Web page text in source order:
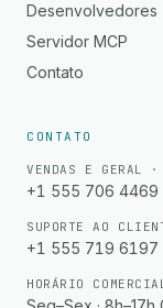
Desenvolvedores
Servidor MCP
Contato
CONTATO
VENDAS E GERAL ·
+1 555 706 4469
SUPORTE AO
+1 555 719 6197
HORÁRIO